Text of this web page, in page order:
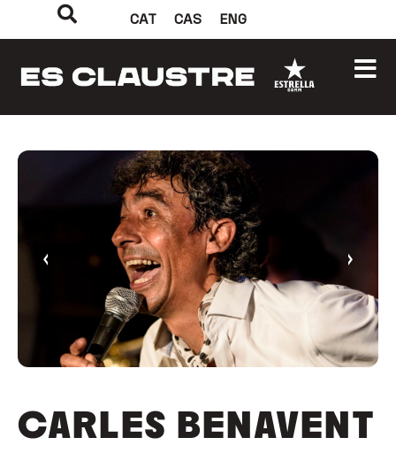
CAT CAS ENG
‹ ›
CARLES BENAVENT